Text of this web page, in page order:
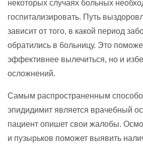
некоторых случаях больных
госпитализировать. Путь
зависит от того, в какой период
обратились в больницу. Это
эффективнее вылечиться, но и
осложнений.
Самым распространенным
эпидидимит является врачебный
пациент опишет свои жалобы.
и пузырьков поможет выявить